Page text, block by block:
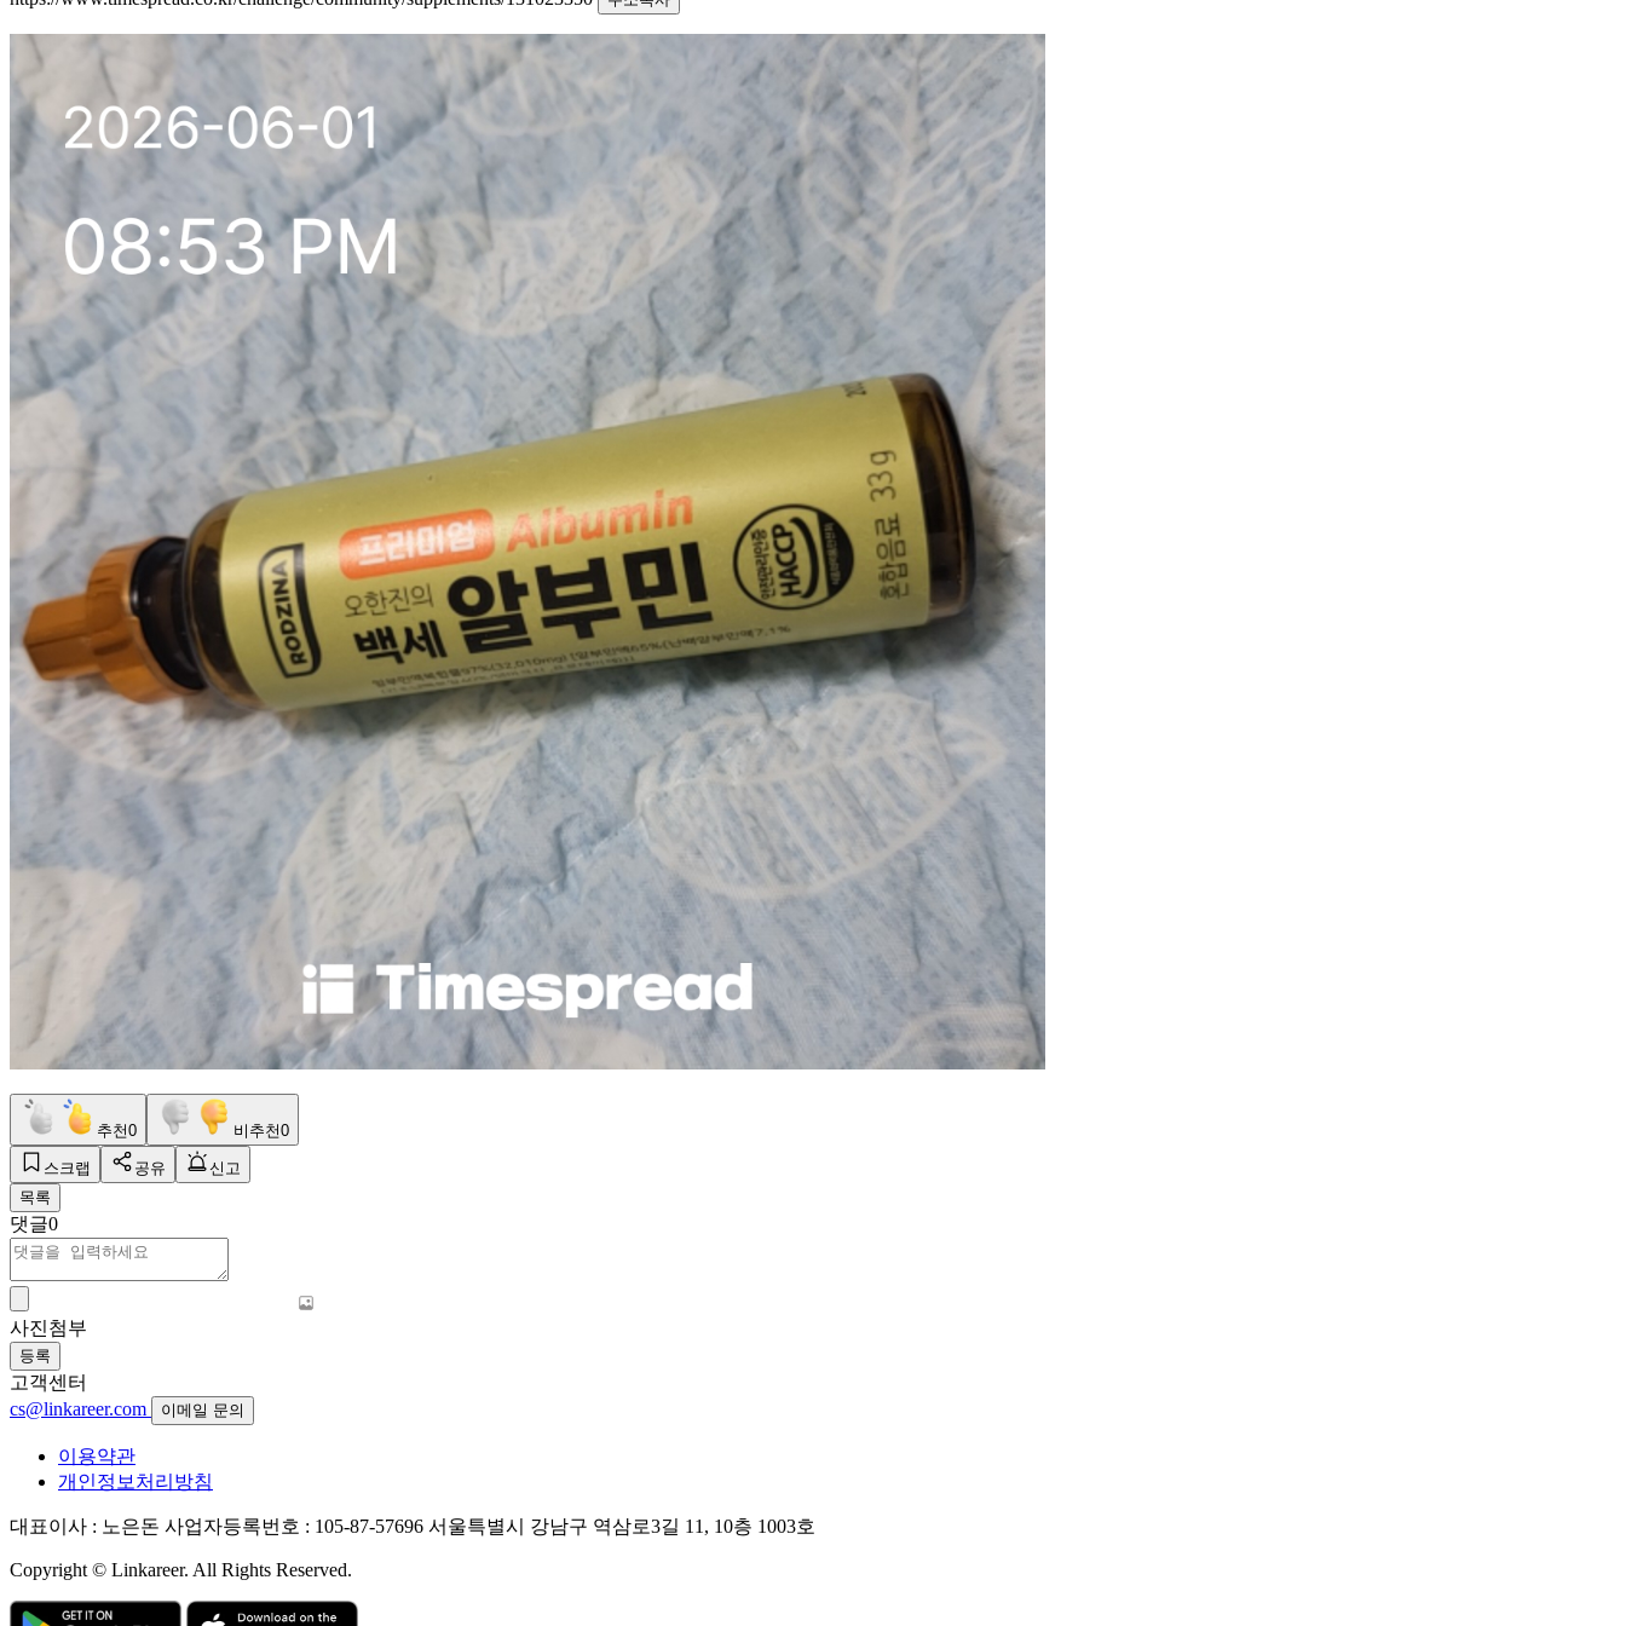
추천0 비추천0
스크랩 공유
신고
목록
댓글0
사진첨부
등록
고객센터
cs@linkareer.com
이메일 문의
이용약관
개인정보처리방침
대표이사 : 노은돈 사업자등록번호 : 105-87-57696 서울특별시 강남구 역삼로3길 11, 10층 1003호
Copyright © Linkareer. All Rights Reserved.